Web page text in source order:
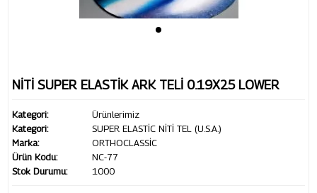
NİTİ SUPER ELASTİK ARK TELİ 0.19X25 LOWER
Kategori:
Ürünlerimiz
Kategori:
SUPER ELASTİC NİTİ TEL (U.S.A.)
Marka:
ORTHOCLASSİC
Ürün Kodu:
NC-77
Stok Durumu:
1000